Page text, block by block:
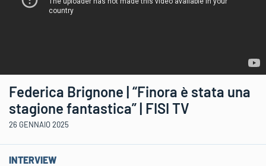
Federica Brignone | “Finora è stata una
stagione fantastica” | FISI TV
26 GENNAIO 2025
INTERVIEW